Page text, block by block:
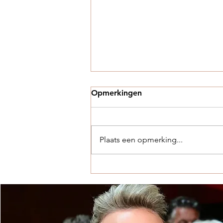
vaker kiezen voor
kleinschalige locaties
Opmerkingen
Plaats een opmerking...